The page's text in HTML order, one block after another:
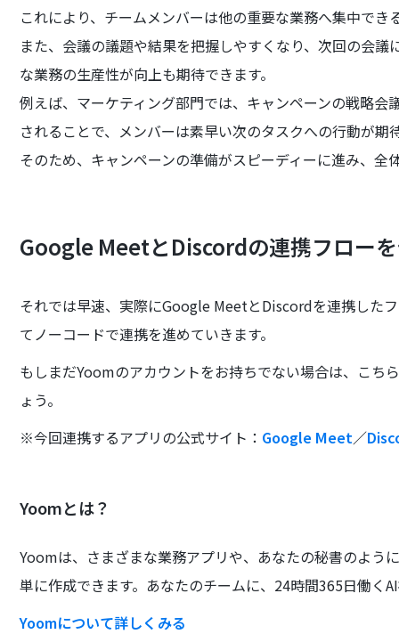
これにより、チームメンバーは他の重要な業務へ集中でき
また、会議の議題や結果を把握しやすくなり、次回の会
な業務の生産性が向上も期待できます。
例えば、マーケティング部門では、キャンペーンの戦略
されることで、メンバーは素早い次のタスクへの行動が期
そのため、キャンペーンの準備がスピーディーに進み、全
Google MeetとDiscordの連携フロー
それでは早速、実際にGoogle MeetとDiscordを連携した
てノーコードで連携を進めていきます。
もしまだYoomのアカウントをお持ちでない場合は、こち
ょう。
※今回連携するアプリの公式サイト： Google Meet／
Yoomとは？
Yoomは、さまざまな業務アプリや、あなたの秘書のよう
単に作成できます。あなたのチームに、24時間365日働く
Yoomについて詳しくみる